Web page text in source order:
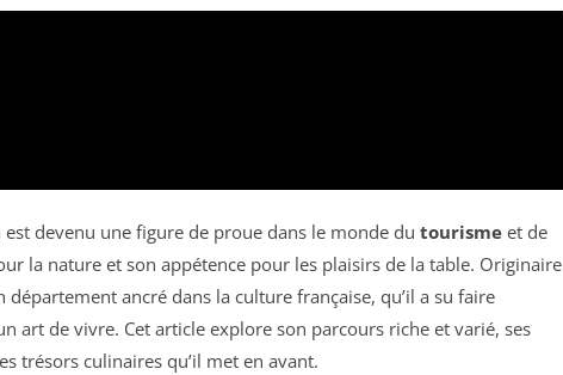
devenu une figure de proue dans le monde du tourisme et de
la nature et son appétence pour les plaisirs de la table. Originaire
département ancré dans la culture française, qu’il a su faire
art de vivre. Cet article explore son parcours riche et varié, ses
trésors culinaires qu’il met en avant.